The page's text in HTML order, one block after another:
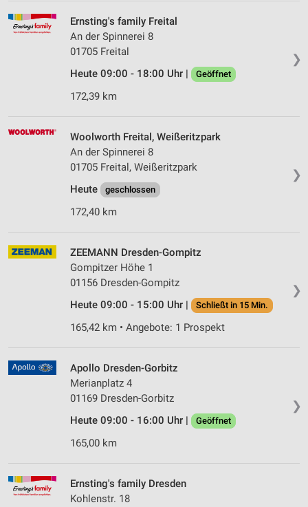
❯
Ernsting's family Freital
An der Spinnerei 8
01705 Freital
Heute 09:00 - 18:00 Uhr |
Geöffnet
172,39 km
❯
Woolworth Freital, Weißeritzpark
An der Spinnerei 8
01705 Freital, Weißeritzpark
Heute
geschlossen
172,40 km
❯
ZEEMANN Dresden-Gompitz
Gompitzer Höhe 1
01156 Dresden-Gompitz
Heute 09:00 - 15:00 Uhr |
Schließt in 15 Min.
165,42 km • Angebote: 1 Prospekt
❯
Apollo Dresden-Gorbitz
Merianplatz 4
01169 Dresden-Gorbitz
Heute 09:00 - 16:00 Uhr |
Geöffnet
165,00 km
Ernsting's family Dresden
Kohlenstr. 18